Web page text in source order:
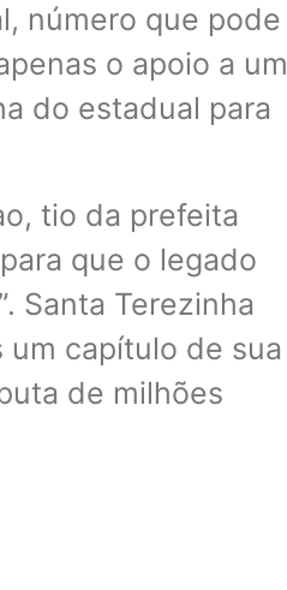
número que pode
o apoio a um
do estadual para
tio da prefeita
que o legado
Santa Terezinha
um capítulo de sua
de milhões